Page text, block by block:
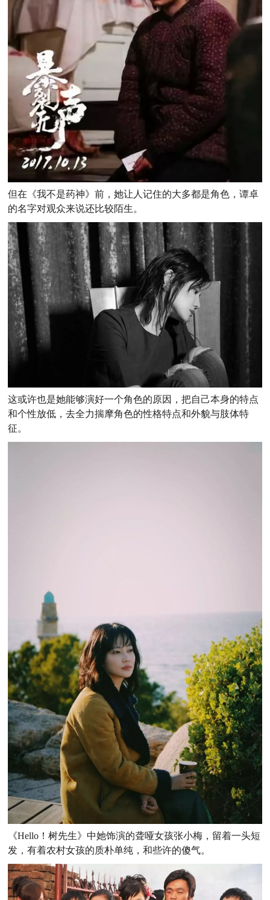
但在《我不是药神》前，她让人记住的大多都是角色，谭卓
的名字对观众来说还比较陌生。
这或许也是她能够演好一个角色的原因，把自己本身的特点
和个性放低，去全力揣摩角色的性格特点和外貌与肢体特
征。
《Hello！树先生》中她饰演的聋哑女孩张小梅，留着一头短
发，有着农村女孩的质朴单纯，和些许的傻气。